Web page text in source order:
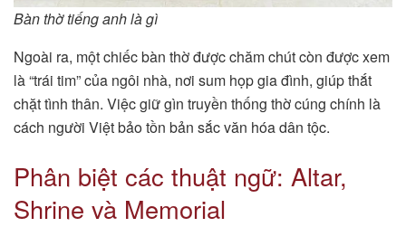
Bàn thờ tiếng anh là gì
Ngoài ra, một chiếc bàn thờ được chăm chút còn được xem
là “trái tim” của ngôi nhà, nơi sum họp gia đình, giúp thắt
chặt tình thân. Việc giữ gìn truyền thống thờ cúng chính là
cách người Việt bảo tồn bản sắc văn hóa dân tộc.
Phân biệt các thuật ngữ: Altar,
Shrine và Memorial